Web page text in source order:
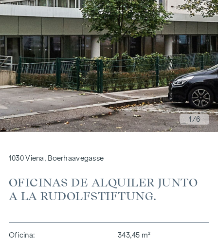
1/6
1030 Viena, Boerhaavegasse
OFICINAS DE ALQUILER JUNTO
A LA RUDOLFSTIFTUNG.
Oficina
343,45 m²